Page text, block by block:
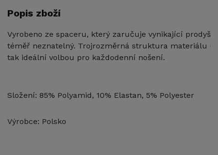
Popis zboží
Vyrobeno ze spaceru, který zaručuje vynikající
téměř neznatelný. Trojrozměrná struktura materiálu
tak ideální volbou pro každodenní nošení.
Složení: 85% Polyamid, 10% Elastan, 5% Polyester
Výrobce: Polsko